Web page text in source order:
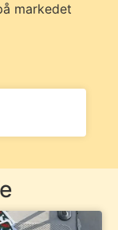
markedet